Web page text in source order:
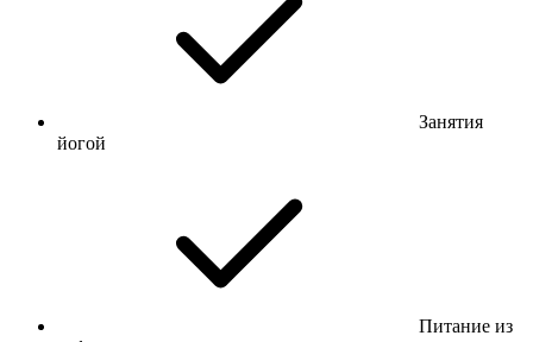
Занятия
йогой
Питание из